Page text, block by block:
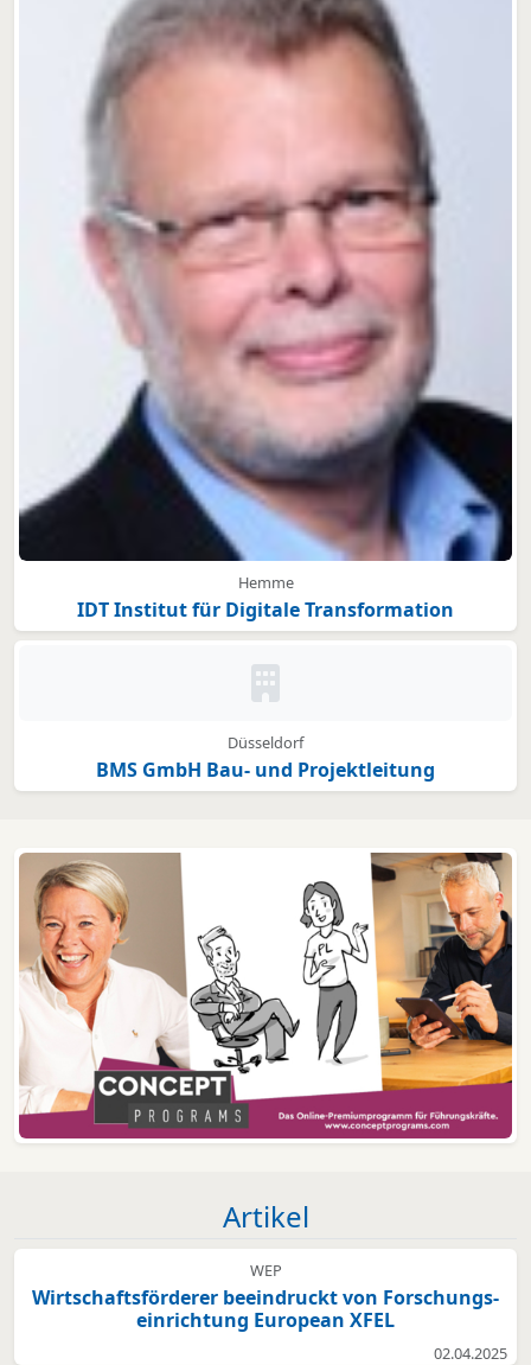
Hemme
IDT Institut für Digitale Transformation
Kein Bild oder Logo hinterlegt
Düsseldorf
BMS GmbH Bau- und Projektleitung
Artikel
WEP
Wirtschafts­förderer beeindruckt von Forschungs­
einrichtung European XFEL
02.04.2025